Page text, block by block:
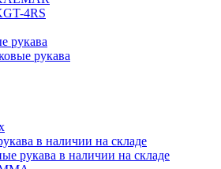
4RS
рукава
рукава
в наличии на складе
рукава в наличии на складе